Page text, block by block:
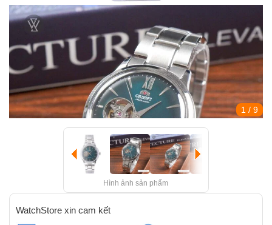
1 / 9
Hình ảnh sản phẩm
WatchStore xin cam kết